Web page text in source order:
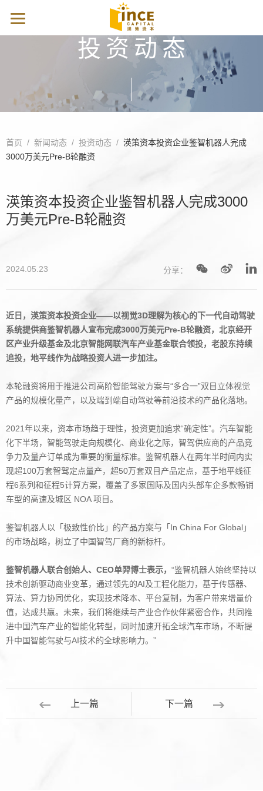
投资动态
首页 / 新闻动态 / 投资动态 / 渶策资本投资企业鉴智机器人完成
3000万美元Pre-B轮融资
渶策资本投资企业鉴智机器人完成3000
万美元Pre-B轮融资
2024.05.23 分享：
近日，渶策资本投资企业——以视觉3D理解为核心的下一代自动驾驶
系统提供商鉴智机器人宣布完成3000万美元Pre-B轮融资，北京经开
区产业升级基金及北京智能网联汽车产业基金联合领投，老股东持续
追投，地平线作为战略投资人进一步加注。
本轮融资将用于推进公司高阶智能驾驶方案与“多合一”双目立体视觉
产品的规模化量产，以及端到端自动驾驶等前沿技术的产品化落地。
2021年以来，资本市场趋于理性，投资更加追求“确定性”。汽车智能
化下半场，智能驾驶走向规模化、商业化之际，智驾供应商的产品竞
争力及量产订单成为重要的衡量标准。鉴智机器人在两年半时间内实
现超100万套智驾定点量产，超50万套双目产品定点，基于地平线征
程6系列和征程5计算方案，覆盖了多家国际及国内头部车企多款畅销
车型的高速及城区 NOA 项目。
鉴智机器人以「极致性价比」的产品方案与「In China For Global」
的市场战略，树立了中国智驾厂商的新标杆。
鉴智机器人联合创始人、CEO单羿博士表示， “鉴智机器人始终坚持以
技术创新驱动商业变革，通过领先的AI及工程化能力，基于传感器、
算法、算力协同优化，实现技术降本、平台复制，为客户带来增量价
值，达成共赢。未来，我们将继续与产业合作伙伴紧密合作，共同推
进中国汽车产业的智能化转型，同时加速开拓全球汽车市场，不断提
升中国智能驾驶与AI技术的全球影响力。”
上一篇 下一篇